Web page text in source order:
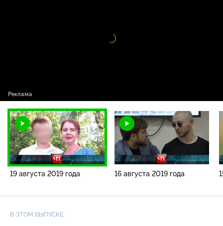
Видео
проигрыватель
19 августа 2019 года 16 августа 2019 года
В ЭТОМ ВЫПУСКЕ: